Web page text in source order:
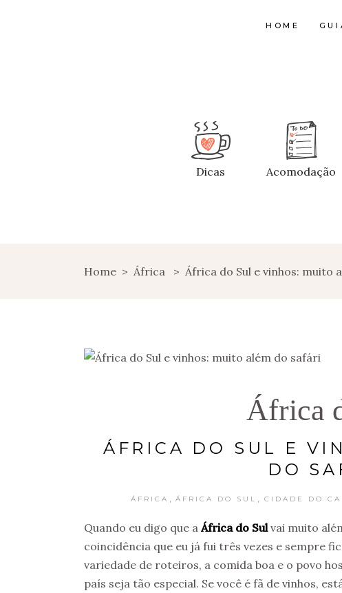
HOME
Dicas Acomodação
Home > África > África do Sul e vinhos: muito
África
ÁFRICA DO SUL E
DO
ÁFRICA ÁFRICA DO SUL CIDADE DO
Quando eu digo que a África do Sulvai muito
coincidência que eu já fui três vezes e sempre
variedade de roteiros, a comida boa e o povo
país seja tão especial. Se você é fã de vinhos,